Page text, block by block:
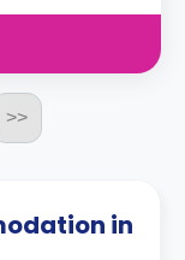
>>
in